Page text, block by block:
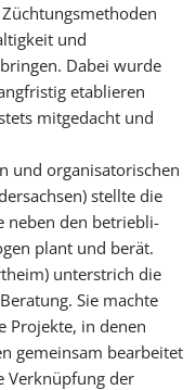
und
Dabei wurde
etablieren
mitgedacht und
und organisatorischen
stellte die
neben den betriebli­
plant und berät.
unterstrich die
Sie machte
Projekte, in denen
ge­meinsam bearbeitet
Verknüpfung der